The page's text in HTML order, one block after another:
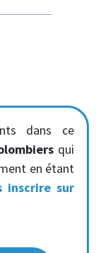
dans ce
qui
en étant
inscrire sur